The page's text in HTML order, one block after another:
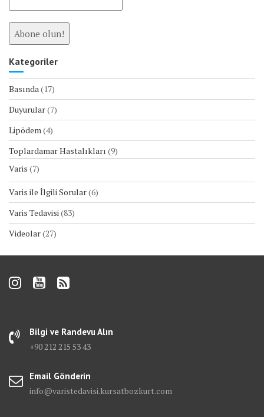
Kategoriler
Basında (17)
Duyurular(7)
Lipödem (4)
Toplardamar Hastalıkları (9)
Varis (7)
Varis ile İlgili Sorular(6)
Varis Tedavisi (83)
Videolar(27)
Bilgi ve Randevu Alın
+90 212 215 53 43
Email Gönderin
info@varistedavisi.kursatbozkurt.com